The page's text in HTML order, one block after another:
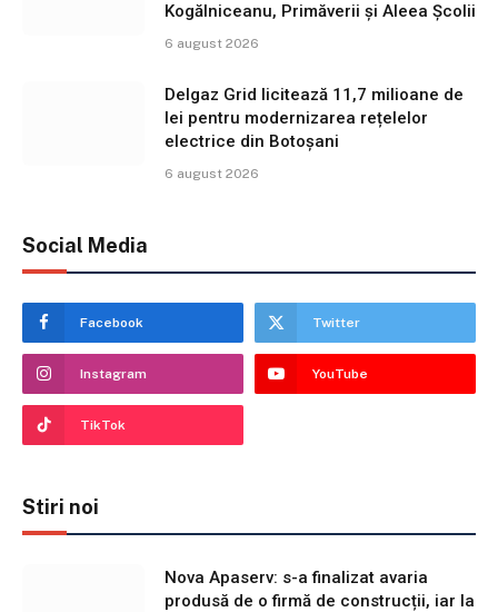
Kogălniceanu, Primăverii și Aleea Școlii
6 august 2026
Delgaz Grid licitează 11,7 milioane de
lei pentru modernizarea rețelelor
electrice din Botoșani
6 august 2026
Social Media
Facebook Twitter
Instagram YouTube
TikTok
Stiri noi
Nova Apaserv: s-a finalizat avaria
produsă de o firmă de construcții, iar la